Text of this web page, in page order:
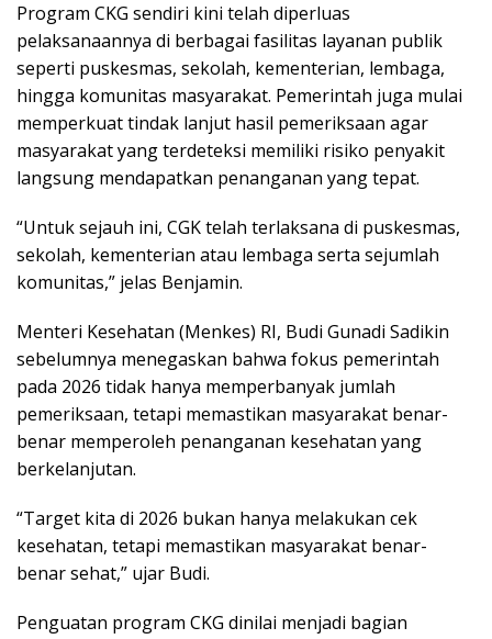
Program CKG sendiri kini telah diperluas
pelaksanaannya di berbagai fasilitas layanan publik
seperti puskesmas, sekolah, kementerian, lembaga,
hingga komunitas masyarakat. Pemerintah juga mulai
memperkuat tindak lanjut hasil pemeriksaan agar
masyarakat yang terdeteksi memiliki risiko penyakit
langsung mendapatkan penanganan yang tepat.
“Untuk sejauh ini, CGK telah terlaksana di puskesmas,
sekolah, kementerian atau lembaga serta sejumlah
komunitas,” jelas Benjamin.
Menteri Kesehatan (Menkes) RI, Budi Gunadi Sadikin
sebelumnya menegaskan bahwa fokus pemerintah
pada 2026 tidak hanya memperbanyak jumlah
pemeriksaan, tetapi memastikan masyarakat benar-
benar memperoleh penanganan kesehatan yang
berkelanjutan.
“Target kita di 2026 bukan hanya melakukan cek
kesehatan, tetapi memastikan masyarakat benar-
benar sehat,” ujar Budi.
Penguatan program CKG dinilai menjadi bagian